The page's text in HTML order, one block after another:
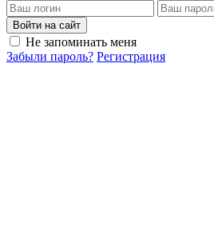
Войти на сайт
Не запоминать меня
Забыли пароль? Регистрация